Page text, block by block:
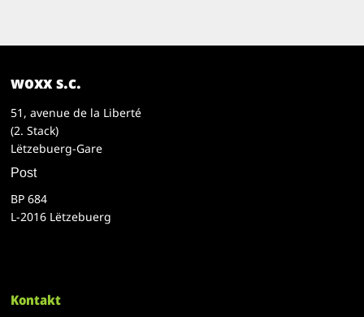
woxx s.c.
51, avenue de la Liberté
(2. Stack)
Lëtzebuerg-Gare
Post
BP 684
L-2016 Lëtzebuerg
Kontakt